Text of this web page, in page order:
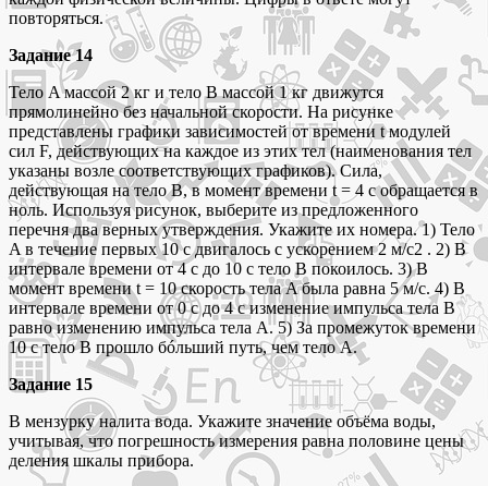
повторяться.
Задание 14
Тело A массой 2 кг и тело B массой 1 кг движутся
прямолинейно без начальной скорости. На рисунке
представлены графики зависимостей от времени t модулей
сил F, действующих на каждое из этих тел (наименования тел
указаны возле соответствующих графиков). Сила,
действующая на тело B, в момент времени t = 4 с обращается в
ноль. Используя рисунок, выберите из предложенного
перечня два верных утверждения. Укажите их номера. 1) Тело
A в течение первых 10 с двигалось с ускорением 2 м/с2 . 2) В
интервале времени от 4 с до 10 с тело B покоилось. 3) В
момент времени t = 10 cкорость тела A была равна 5 м/c. 4) В
интервале времени от 0 с до 4 с изменение импульса тела B
равно изменению импульса тела A. 5) За промежуток времени
10 с тело B прошло бóльший путь, чем тело A.
Задание 15
В мензурку налита вода. Укажите значение объёма воды,
учитывая, что погрешность измерения равна половине цены
деления шкалы прибора.